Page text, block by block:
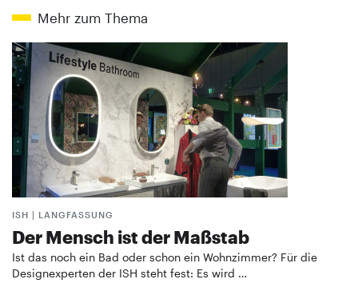
Mehr zum Thema
ISH | LANGFASSUNG
Der Mensch ist der Maßstab
Ist das noch ein Bad oder schon ein Wohnzimmer? Für die
Designexperten der ISH steht fest: Es wird …